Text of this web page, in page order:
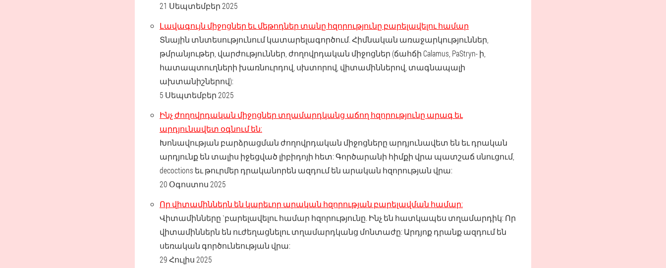
21 Սեպտեմբեր 2025
Լավագույն միջոցներ եւ մեթոդներ տանը հզորությունը բարելավելու համար
Տնային տնտեսությունում կատարելագործում. Հիմնական առաջարկություններ,
թմրանյութեր, վարժություններ, ժողովրդական միջոցներ (ճահճի Calamus, PaStryn- ի,
հատապտուղների խառնուրդով, սխտորով, վիտամիններով, տագնապալի
ախտանիշներով):
5 Սեպտեմբեր 2025
Ինչ ժողովրդական միջոցներ տղամարդկանց աճող հզորությունը արագ եւ
արդյունավետ օգնում են:
Խոնավության բարձրացման ժողովրդական միջոցները արդյունավետ են եւ դրական
արդյունք են տալիս իջեցված լիբիդոյի հետ: Գործարանի հիմքի վրա պատշաճ սնուցում,
decoctions եւ թուրմեր դրականորեն ազդում են արական հզորության վրա:
20 Օգոստոս 2025
Որ վիտամիններն են կարեւոր արական հզորության բարելավման համար:
Վիտամինները `բարելավելու համար հզորությունը. Ինչ են հատկապես տղամարդիկ: Որ
վիտամիններն են ուժեղացնելու տղամարդկանց մոնտաժը: Արդյոք դրանք ազդում են
սեռական գործունեության վրա:
29 Հուլիս 2025